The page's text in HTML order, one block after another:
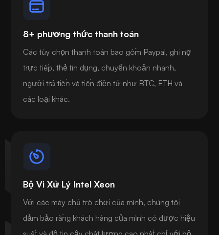
8+ phương thức thanh toán
Các tùy chọn thanh toán bao gồm Paypal, ghi nợ
trực tiếp, thẻ tín dụng, chuyển khoản nhanh,
người trả tiền và tiền điện tử như BTC, ETH và
các loại khác.
Bộ Vi Xử Lý Intel Xeon
Với các máy chủ trò chơi của mình, chúng tôi
đảm bảo rằng khách hàng của mình có được hiệu